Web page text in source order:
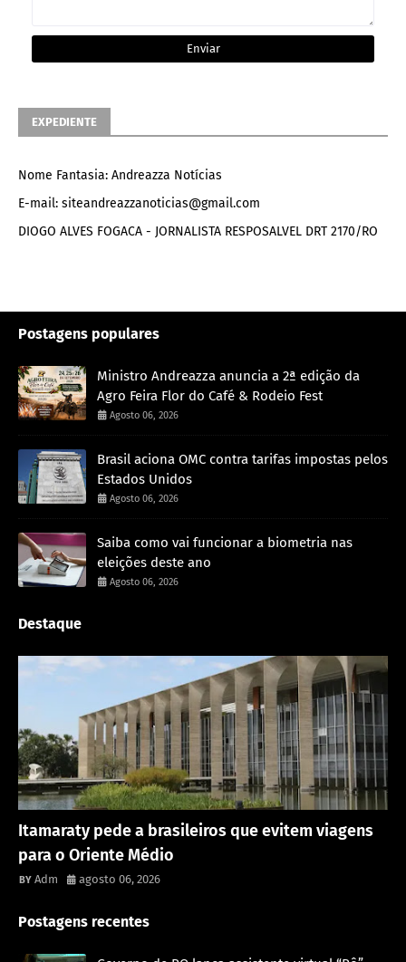
EXPEDIENTE
Nome Fantasia: Andreazza Notícias
E-mail: siteandreazzanoticias@gmail.com
DIOGO ALVES FOGACA - JORNALISTA RESPOSALVEL DRT 2170/RO
Postagens populares
Ministro Andreazza anuncia a 2ª edição da
Agro Feira Flor do Café & Rodeio Fest
Agosto 06, 2026
Brasil aciona OMC contra tarifas impostas pelos
Estados Unidos
Agosto 06, 2026
Saiba como vai funcionar a biometria nas
eleições deste ano
Agosto 06, 2026
Destaque
Itamaraty pede a brasileiros que evitem viagens
para o Oriente Médio
Adm agosto 06, 2026
Postagens recentes